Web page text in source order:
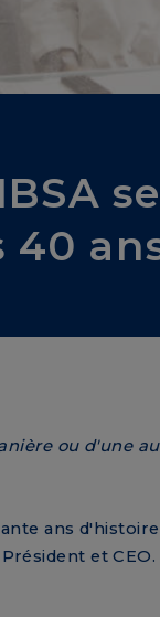
40
ou d'une
ans
et CEO.